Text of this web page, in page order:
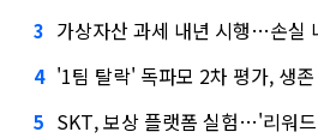
3 가상자산 과세 내년 시행…손실
4 '1팀 탈락' 독파모 2차 평가, 생
5 SKT, 보상 플랫폼 실험…'리워